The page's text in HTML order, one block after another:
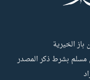
الخيرية
مسلم بشرط ذكر المصدر